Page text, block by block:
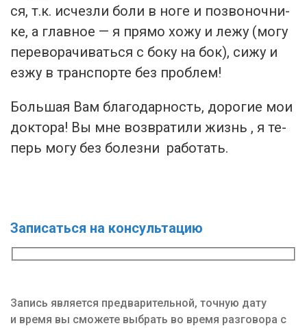
ся, т.к. ис­чезли бо­ли в но­ге и поз­во­ноч­ни­
ке, а глав­ное — я пря­мо хо­жу и ле­жу (мо­гу
пе­рево­рачи­вать­ся с бо­ку на бок), си­жу и
ез­жу в транс­пор­те без проб­лем!
Боль­шая Вам бла­годар­ность, до­рогие мои
док­то­ра! Вы мне возв­ра­тили жизнь , я те­
перь мо­гу без бо­лез­ни ра­ботать.
Записаться на консультацию
Запись является предварительной, точную дату
и время вы сможете выбрать во время разговора с